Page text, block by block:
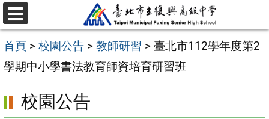
跳
至
主
要
容
選
單
首頁 > 校園公告 > 教師研習 > 臺北市112學年度第2
學期中小學書法教育師資培育研習班
校園公告